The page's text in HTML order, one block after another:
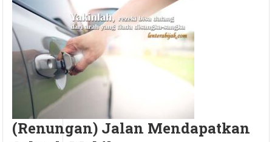
(Renungan) Jalan Mendapatkan